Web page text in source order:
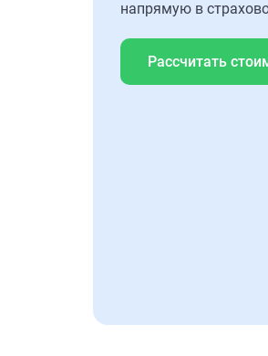
напрямую в
Рассчитать